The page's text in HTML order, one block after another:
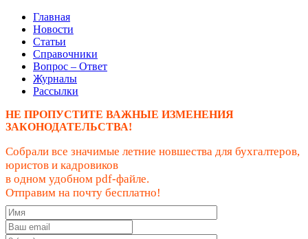
Главная
Новости
Статьи
Справочники
Вопрос – Ответ
Журналы
Рассылки
НЕ ПРОПУСТИТЕ ВАЖНЫЕ ИЗМЕНЕНИЯ
ЗАКОНОДАТЕЛЬСТВА!
Собрали все значимые летние новшества для бухгалтеров,
юристов и кадровиков
в одном удобном pdf-файле.
Отправим на почту бесплатно!